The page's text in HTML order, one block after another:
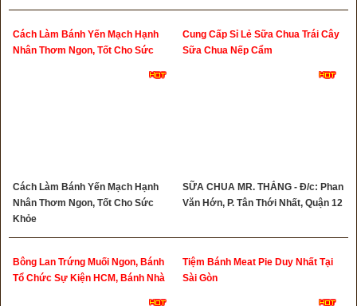
Cách Làm Bánh Yến Mạch Hạnh
Nhân Thơm Ngon, Tốt Cho Sức
Cách Làm Bánh Yến Mạch Hạnh
Nhân Thơm Ngon, Tốt Cho Sức
Khỏe
Cung Cấp Sỉ Lẻ Sữa Chua Trái Cây
Sữa Chua Nếp Cẩm
SỮA CHUA MR. THẮNG - Đ/c: Phan
Văn Hớn, P. Tân Thới Nhất, Quận 12
Bông Lan Trứng Muối Ngon, Bánh
Tổ Chức Sự Kiện HCM, Bánh Nhà
Tiệm Bánh Meat Pie Duy Nhất Tại
Sài Gòn